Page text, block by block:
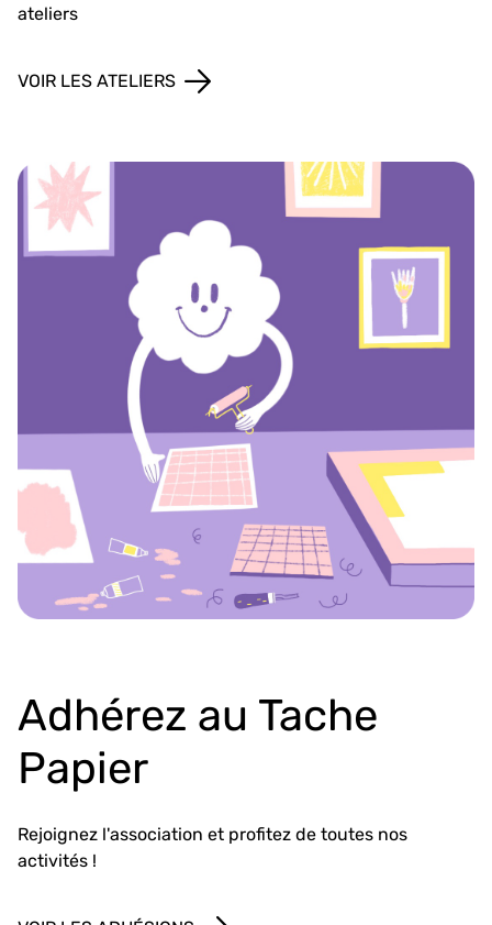
ateliers
VOIR LES ATELIERS
Adhérez au Tache
Papier
Rejoignez l'association et profitez de toutes nos
activités !